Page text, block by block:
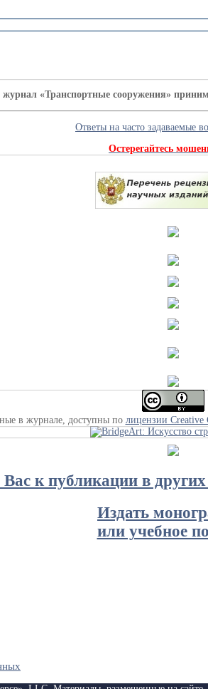
журнал «Транспортные сооружения»
Ответы на часто задаваемые
Остерегайтесь
в журнале, доступны по лицензии Creative
к публикации в
Издать
или учебное